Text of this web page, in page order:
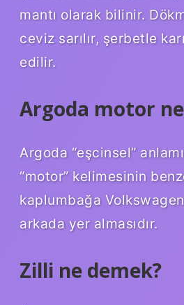
mantı olarak bilinir.
ceviz sarılır, şerbetle
edilir.
Argoda motor
Argoda “eşcinsel”
“motor” kelimesinin
kaplumbağa
arkada yer almasıdır.
Zilli ne demek?